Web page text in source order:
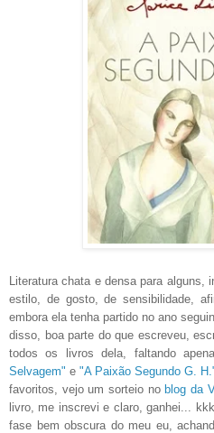
Literatura chata e densa para alguns,
estilo, de gosto, de sensibilidade,
embora ela tenha partido no ano
disso, boa parte do que escreveu,
todos os livros dela, faltando
Selvagem" e "A Paixão Segundo G.
favoritos, vejo um sorteio noblog da
livro, me inscrevi e claro, ganhei...
fase bem obscura do meu eu,